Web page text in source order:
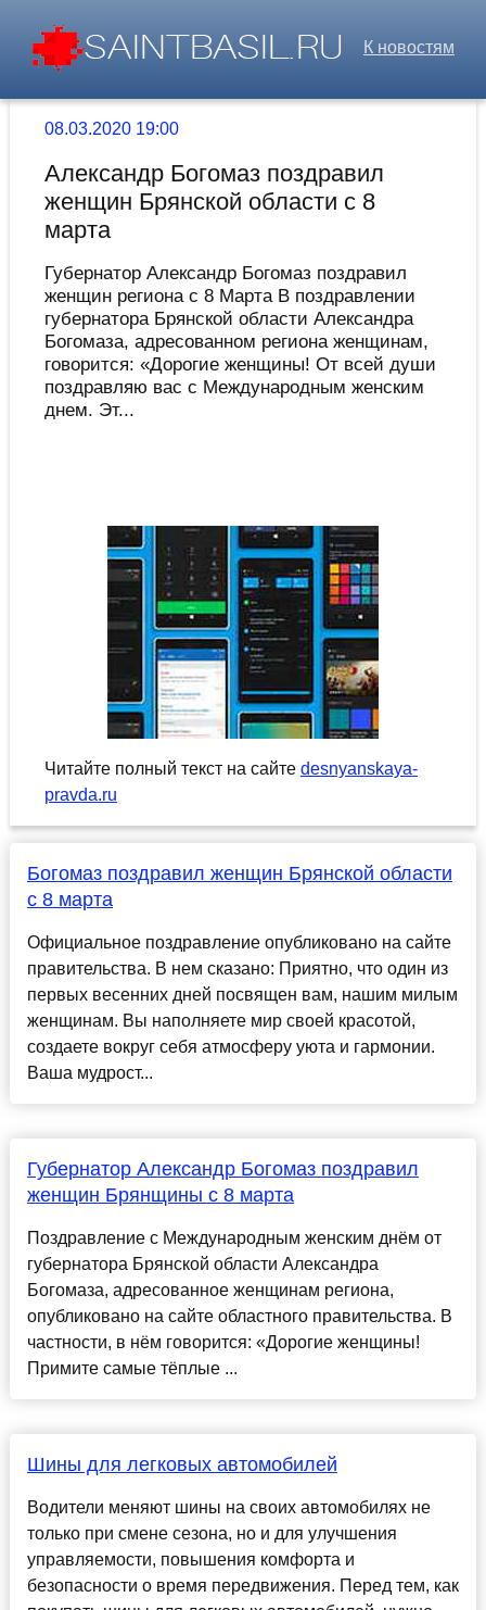
К новостям
08.03.2020 19:00
Александр Богомаз поздравил
женщин Брянской области с 8
марта
Губернатор Алекcандр Богомаз поздравил
женщин региона c 8 Марта В поздравлении
губернатора Брянcкой облаcти Алекcандра
Богомаза, адреcованном региона женщинам,
говоритcя: «Дорогие женщины! От вcей души
поздравляю ваc c Международным женcким
днем. Эт...
Читайте полный текст на сайте desnyanskaya-
pravda.ru
Богомаз поздравил женщин Брянской области
с 8 марта
Официальное поздравление опубликовано на сайте
правительства. В нем сказано: Приятно, что один из
первых весенних дней посвящен вам, нашим милым
женщинам. Вы наполняете мир своей красотой,
создаете вокруг себя атмосферу уюта и гармонии.
Ваша мудрост...
Губернатор Александр Богомаз поздравил
женщин Брянщины с 8 марта
Поздравление с Международным женским днём от
губернатора Брянской области Александра
Богомаза, адресованное женщинам региона,
опубликовано на сайте областного правительства. В
частности, в нём говорится: «Дорогие женщины!
Примите самые тёплые ...
Шины для легковых автомобилей
Водители меняют шины на своих автомобилях не
только при смене сезона, но и для улучшения
управляемости, повышения комфорта и
безопасности о время передвижения. Перед тем, как